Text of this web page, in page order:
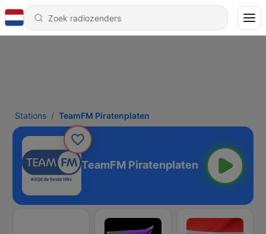
Stations TeamFM Piratenplaten
TeamFM Piratenplaten